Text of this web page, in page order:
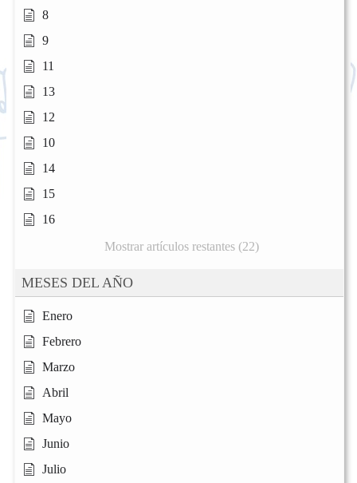
8
9
11
13
12
10
14
15
16
Mostrar artículos restantes (22)
MESES DEL AÑO
Enero
Febrero
Marzo
Abril
Mayo
Junio
Julio